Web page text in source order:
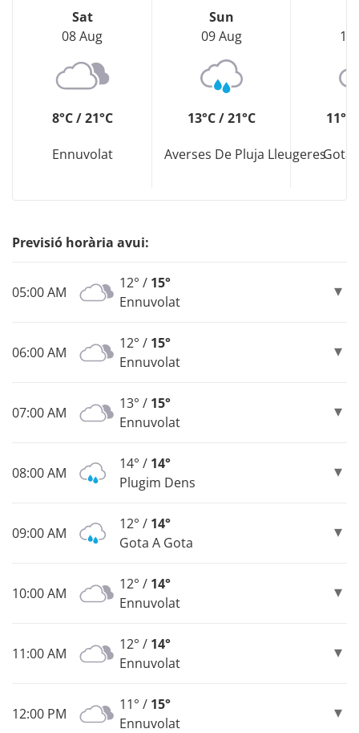
Sat
08 Aug
8°C / 21°C
Ennuvolat
Sun
09 Aug
13°C / 21°C
Averses De Pluja Lleugeres
10
11°C
Gota
Previsió horària avui:
05:00 AM
12° / 15°
Ennuvolat
06:00 AM
12° / 15°
Ennuvolat
07:00 AM
13° / 15°
Ennuvolat
08:00 AM
14° / 14°
Plugim Dens
09:00 AM
12° / 14°
Gota A Gota
10:00 AM
12° / 14°
Ennuvolat
11:00 AM
12° / 14°
Ennuvolat
12:00 PM
11° / 15°
Ennuvolat